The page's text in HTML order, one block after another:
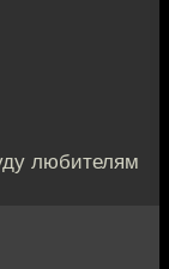
любителям